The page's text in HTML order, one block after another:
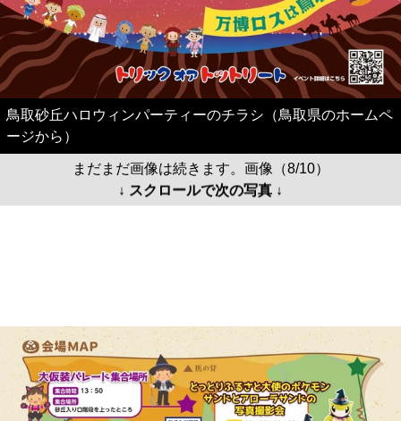
鳥取砂丘ハロウィンパーティーのチラシ（鳥取県のホームペ
ージから）
まだまだ画像は続きます。画像（8/10）
↓ スクロールで次の写真 ↓